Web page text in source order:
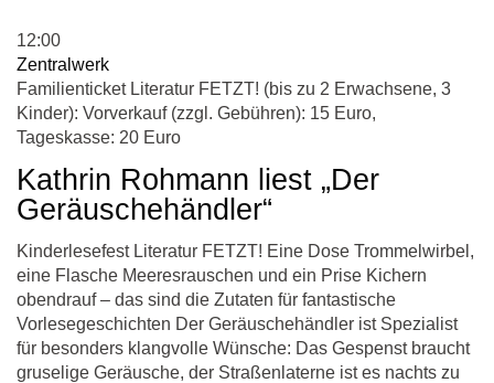
12:00
Zentralwerk
Familienticket Literatur FETZT! (bis zu 2 Erwachsene, 3
Kinder): Vorverkauf (zzgl. Gebühren): 15 Euro,
Tageskasse: 20 Euro
Kathrin Rohmann liest „Der
Geräuschehändler“
Kinderlesefest Literatur FETZT! Eine Dose Trommelwirbel,
eine Flasche Meeresrauschen und ein Prise Kichern
obendrauf – das sind die Zutaten für fantastische
Vorlesegeschichten Der Geräuschehändler ist Spezialist
für besonders klangvolle Wünsche: Das Gespenst braucht
gruselige Geräusche, der Straßenlaterne ist es nachts zu